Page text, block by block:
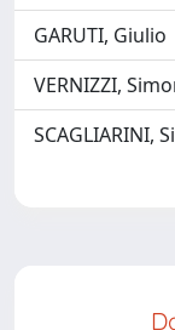
GARUTI, Giulio
VERNIZZI,
SCAGLIARINI,